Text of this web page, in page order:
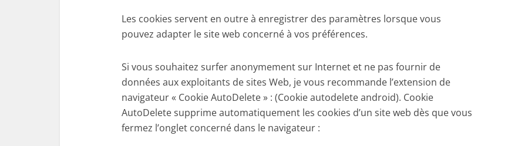
Les cookies servent en outre à enregistrer des paramètres lorsque vous
pouvez adapter le site web concerné à vos préférences.
Si vous souhaitez surfer anonymement sur Internet et ne pas fournir de
données aux exploitants de sites Web, je vous recommande l’extension de
navigateur « Cookie AutoDelete » : (Cookie autodelete android). Cookie
AutoDelete supprime automatiquement les cookies d’un site web dès que vous
fermez l’onglet concerné dans le navigateur :